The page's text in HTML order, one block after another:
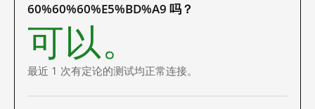
60%60%60%E5%BD%A9 吗？
可以。
最近 1 次有定论的测试均正常连接。